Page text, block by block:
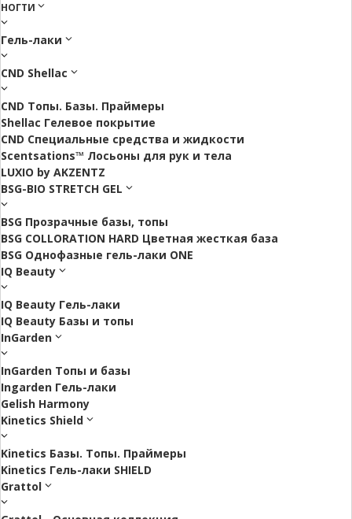
НОГТИ
Гель-лаки
CND Shellac
CND Топы. Базы. Праймеры
Shellac Гелевое покрытие
CND Специальные средства и жидкости
Scentsations™ Лосьоны для рук и тела
LUXIO by AKZENTZ
BSG-BIO STRETCH GEL
BSG Прозрачные базы, топы
BSG COLLORATION HARD Цветная жесткая база
BSG Однофазные гель-лаки ONE
IQ Beauty
IQ Beauty Гель-лаки
IQ Beauty Базы и топы
InGarden
InGarden Топы и базы
Ingarden Гель-лаки
Gelish Harmony
Kinetics Shield
Kinetics Базы. Топы. Праймеры
Kinetics Гель-лаки SHIELD
Grattol